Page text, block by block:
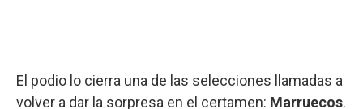
El podio lo cierra una de las selecciones llamadas a
volver a dar la sorpresa en el certamen: Marruecos.